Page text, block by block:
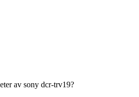
av sony dcr-trv19?